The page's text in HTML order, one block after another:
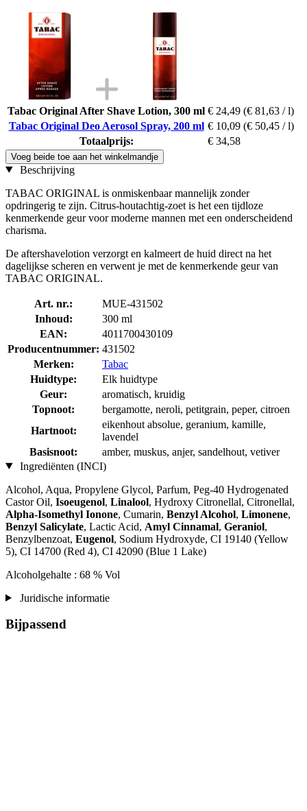
Tabac Original After Shave Lotion, 300 ml € 24,49 (€ 81,63 / l)
Tabac Original Deo Aerosol Spray, 200 ml € 10,09 (€ 50,45 / l)
Totaalprijs:
€ 34,58
Voeg beide toe aan het winkelmandje
Beschrijving
TABAC ORIGINAL is onmiskenbaar mannelijk zonder
opdringerig te zijn. Citrus-houtachtig-zoet is het een tijdloze
kenmerkende geur voor moderne mannen met een onderscheidend
charisma.
De aftershavelotion verzorgt en kalmeert de huid direct na het
dagelijkse scheren en verwent je met de kenmerkende geur van
TABAC ORIGINAL.
Art. nr.:
MUE-431502
Inhoud:
300 ml
EAN:
4011700430109
Producentnummer: 431502
Merken:
Tabac
Huidtype:
Elk huidtype
Geur:
aromatisch, kruidig
Topnoot:
bergamotte, neroli, petitgrain, peper, citroen
Hartnoot:
eikenhout absolue, geranium, kamille,
lavendel
Basisnoot:
amber, muskus, anjer, sandelhout, vetiver
Ingrediënten (INCI)
Alcohol, Aqua, Propylene Glycol, Parfum, Peg-40 Hydrogenated
Castor Oil, Isoeugenol, Linalool, Hydroxy Citronellal, Citronellal,
Alpha-Isomethyl Ionone, Cumarin, Benzyl Alcohol, Limonene,
Benzyl Salicylate, Lactic Acid, Amyl Cinnamal, Geraniol,
Benzylbenzoat, Eugenol, Sodium Hydroxyde, CI 19140 (Yellow
5), CI 14700 (Red 4), CI 42090 (Blue 1 Lake)
Alcoholgehalte : 68 % Vol
Juridische informatie
Bijpassend